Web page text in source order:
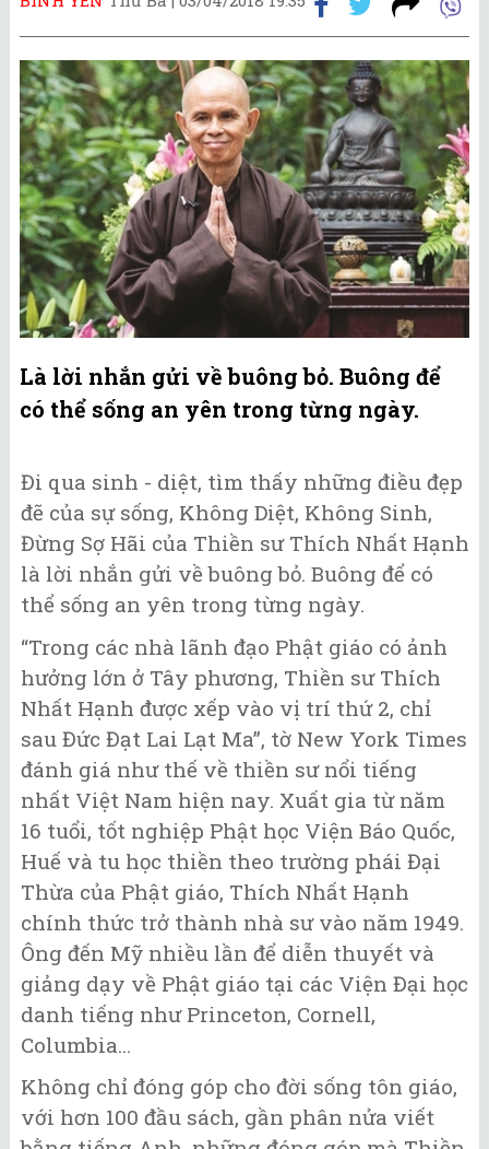
Là lời nhắn gửi về buông bỏ. Buông để
có thể sống an yên trong từng ngày.
Đi qua sinh - diệt, tìm thấy những điều đẹp
đẽ của sự sống, Không Diệt, Không Sinh,
Đừng Sợ Hãi của Thiền sư Thích Nhất Hạnh
là lời nhắn gửi về buông bỏ. Buông để có
thể sống an yên trong từng ngày.
“Trong các nhà lãnh đạo Phật giáo có ảnh
hưởng lớn ở Tây phương, Thiền sư Thích
Nhất Hạnh được xếp vào vị trí thứ 2, chỉ
sau Đức Đạt Lai Lạt Ma”, tờ New York Times
đánh giá như thế về thiền sư nổi tiếng
nhất Việt Nam hiện nay. Xuất gia từ năm
16 tuổi, tốt nghiệp Phật học Viện Báo Quốc,
Huế và tu học thiền theo trường phái Đại
Thừa của Phật giáo, Thích Nhất Hạnh
chính thức trở thành nhà sư vào năm 1949.
Ông đến Mỹ nhiều lần để diễn thuyết và
giảng dạy về Phật giáo tại các Viện Đại học
danh tiếng như Princeton, Cornell,
Columbia...
Không chỉ đóng góp cho đời sống tôn giáo,
với hơn 100 đầu sách, gần phân nửa viết